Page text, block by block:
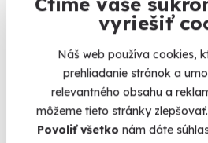
vyriešiť
Náš web používa cookies,
prehliadanie stránok a
relevantného obsahu a
môžeme tieto stránky
Povoliť všetko nám dáte
Jazda vo Ford Mustang
Zažite legendárny Ford Mustang